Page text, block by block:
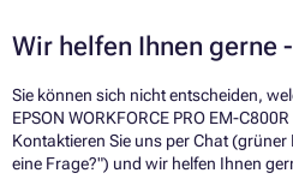
Wir helfen Ihnen gerne
Sie können sich nicht entscheiden,
EPSON WORKFORCE PRO EM-
Kontaktieren Sie uns per Chat
eine Frage?") und wir helfen Ihnen